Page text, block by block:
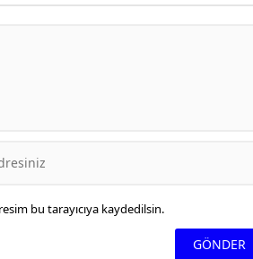
bu tarayıcıya kaydedilsin.